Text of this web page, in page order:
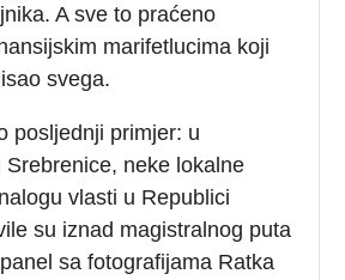
A sve to praćeno
marifetlucima koji
svega.
posljednji primjer: u
Srebrenice, neke lokalne
vlasti u Republici
su iznad magistralnog puta
sa fotografijama Ratka